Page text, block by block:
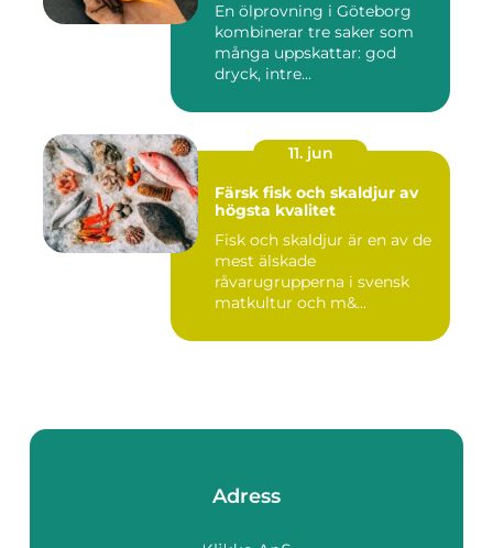
En ölprovning i Göteborg
kombinerar tre saker som
många uppskattar: god
dryck, intre...
11. jun
Färsk fisk och skaldjur av
högsta kvalitet
Fisk och skaldjur är en av de
mest älskade
råvarugrupperna i svensk
matkultur och m&...
Adress